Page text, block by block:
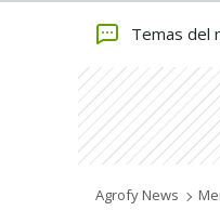
Temas del
Agrofy News